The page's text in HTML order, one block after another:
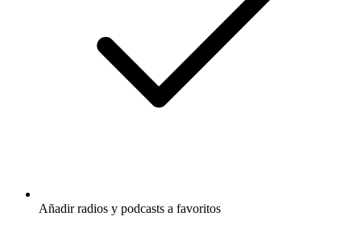
Añadir radios y podcasts a favoritos